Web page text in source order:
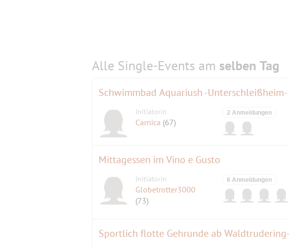
Alle Single-Events am selben Tag
Schwimmbad Aquariush -Unterschleißheim-
Initiatorin
Carnica (67)
2 Anmeldungen
Mittagessen im Vino e Gusto
Initiatorin
Globetrotter3000
(73)
6 Anmeldungen
Sportlich flotte Gehrunde ab